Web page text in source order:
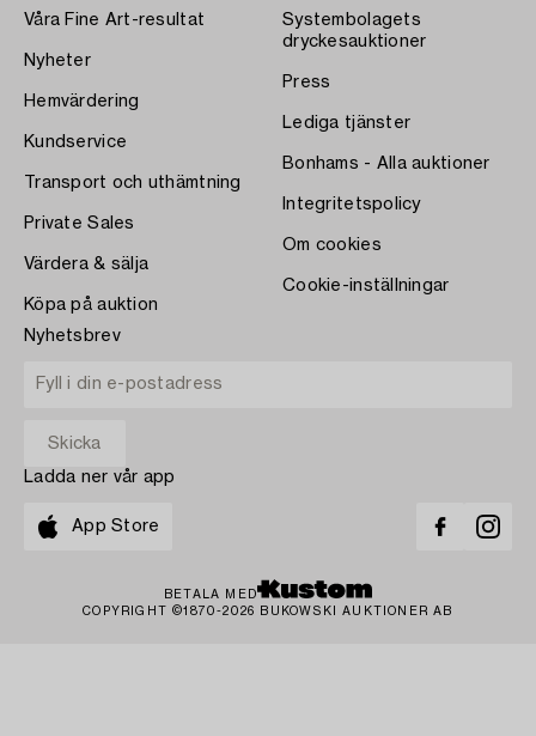
Våra Fine Art-resultat
Nyheter
Hemvärdering
Kundservice
Transport och uthämtning
Private Sales
Värdera & sälja
Köpa på auktion
Systembolagets
dryckesauktioner
Press
Lediga tjänster
Bonhams - Alla auktioner
Integritetspolicy
Om cookies
Cookie-inställningar
Nyhetsbrev
Ladda ner vår app
App Store
BETALA MED
COPYRIGHT ©1870-2026 BUKOWSKI AUKTIONER AB